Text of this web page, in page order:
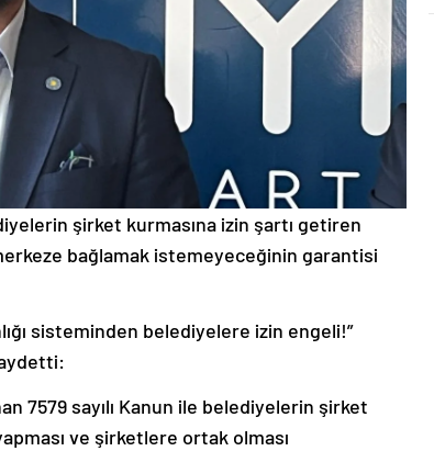
şirket kurmasına izin şartı getiren
bağlamak istemeyeceğinin garantisi
sisteminden belediyelere izin engeli!”
7579 sayılı Kanun ile belediyelerin şirket
ve şirketlere ortak olması